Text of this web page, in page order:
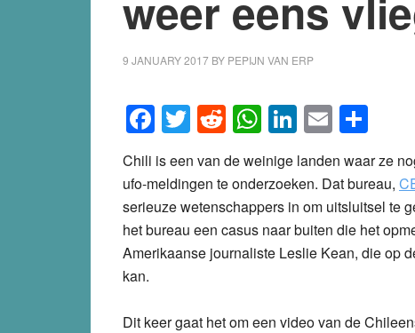
9 JANUARY 2017 BY PEPIJN VAN ERP
Facebook
Twitter
Reddit
WhatsApp
LinkedIn
Email
Chili is een van de weinige landen waar ze
ufo-meldingen te onderzoeken. Dat bureau,
serieuze wetenschappers in om uitsluitsel te
het bureau een casus naar buiten die het
Amerikaanse journaliste Leslie Kean, die op
kan.
Dit keer gaat het om een video van de